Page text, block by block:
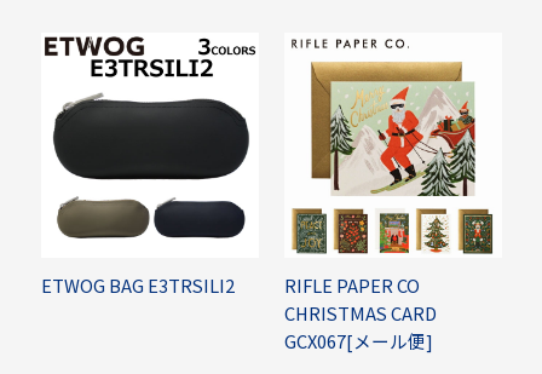
ETWOG BAG E3TRSILI2
RIFLE PAPER CO
CHRISTMAS CARD
GCX067[メール便]